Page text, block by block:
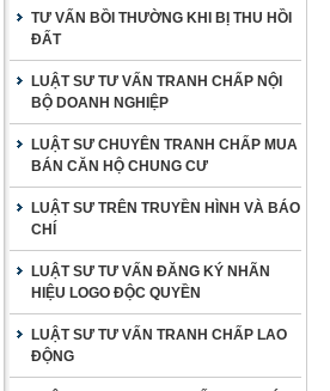
TƯ VẤN BỒI THƯỜNG KHI BỊ THU HỒI
ĐẤT
LUẬT SƯ TƯ VẤN TRANH CHẤP NỘI
BỘ DOANH NGHIỆP
LUẬT SƯ CHUYÊN TRANH CHẤP MUA
BÁN CĂN HỘ CHUNG CƯ
LUẬT SƯ TRÊN TRUYỀN HÌNH VÀ BÁO
CHÍ
LUẬT SƯ TƯ VẤN ĐĂNG KÝ NHÃN
HIỆU LOGO ĐỘC QUYỀN
LUẬT SƯ TƯ VẤN TRANH CHẤP LAO
ĐỘNG